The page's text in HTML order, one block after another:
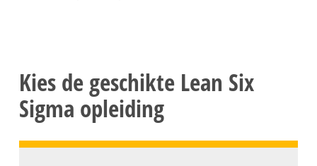
Kies de geschikte Lean Six
Sigma opleiding